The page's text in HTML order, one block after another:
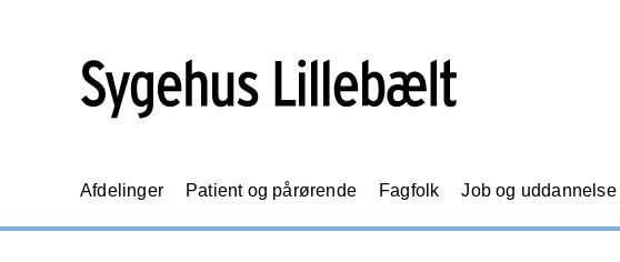
Afdelinger Patient og pårørende Fagfolk Job og uddannelse